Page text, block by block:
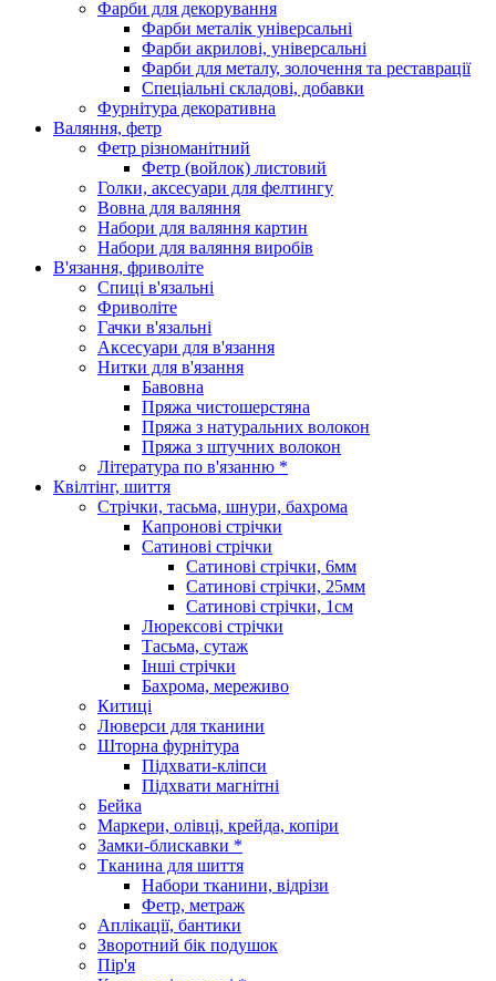
Фарби для декорування
Фарби металік універсальні
Фарби акрилові, універсальні
Фарби для металу, золочення та реставрації
Спеціальні складові, добавки
Фурнітура декоративна
Валяння, фетр
Фетр різноманітний
Фетр (войлок) листовий
Голки, аксесуари для фелтингу
Вовна для валяння
Набори для валяння картин
Набори для валяння виробів
В'язання, фриволіте
Спиці в'язальні
Фриволіте
Гачки в'язальні
Аксесуари для в'язання
Нитки для в'язання
Бавовна
Пряжа чистошерстяна
Пряжа з натуральних волокон
Пряжа з штучних волокон
Література по в'язанню *
Квілтінг, шиття
Стрічки, тасьма, шнури, бахрома
Капронові стрічки
Сатинові стрічки
Сатинові стрічки, 6мм
Сатинові стрічки, 25мм
Сатинові стрічки, 1см
Люрексові стрічки
Тасьма, сутаж
Інші стрічки
Бахрома, мереживо
Китиці
Люверси для тканини
Шторна фурнітура
Підхвати-кліпси
Підхвати магнітні
Бейка
Маркери, олівці, крейда, копіри
Замки-блискавки *
Тканина для шиття
Набори тканини, відрізи
Фетр, метраж
Аплікації, бантики
Зворотний бік подушок
Пір'я